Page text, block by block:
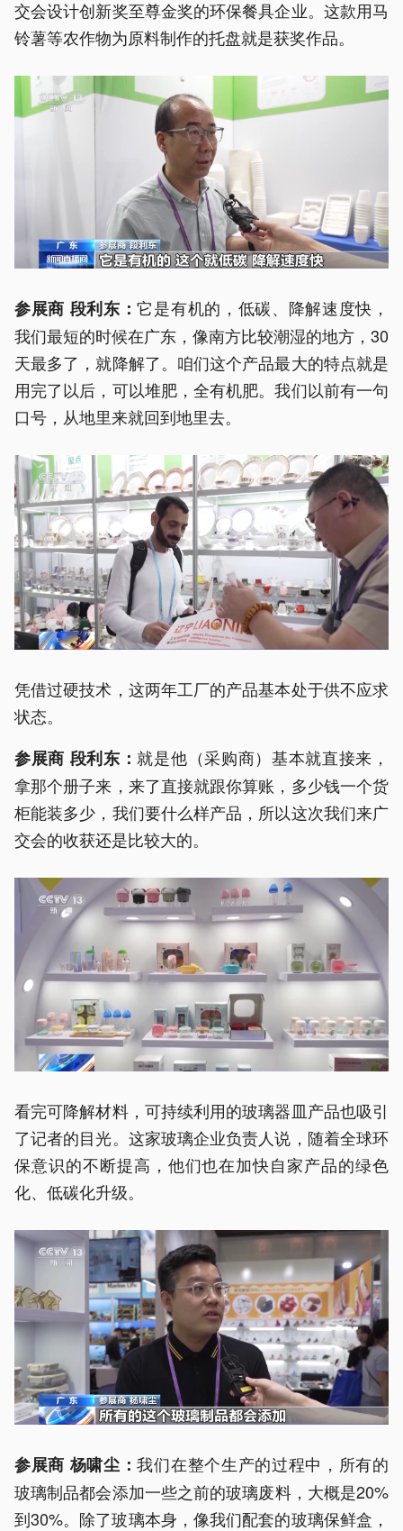
交会设计创新奖至尊金奖的环保餐具企业。这款用马
铃薯等农作物为原料制作的托盘就是获奖作品。
参展商 段利东：它是有机的，低碳、降解速度快，
我们最短的时候在广东，像南方比较潮湿的地方，30
天最多了，就降解了。咱们这个产品最大的特点就是
用完了以后，可以堆肥，全有机肥。我们以前有一句
口号，从地里来就回到地里去。
凭借过硬技术，这两年工厂的产品基本处于供不应求
状态。
参展商 段利东：就是他（采购商）基本就直接来，
拿那个册子来，来了直接就跟你算账，多少钱一个货
柜能装多少，我们要什么样产品，所以这次我们来广
交会的收获还是比较大的。
看完可降解材料，可持续利用的玻璃器皿产品也吸引
了记者的目光。这家玻璃企业负责人说，随着全球环
保意识的不断提高，他们也在加快自家产品的绿色
化、低碳化升级。
参展商 杨啸尘：我们在整个生产的过程中，所有的
玻璃制品都会添加一些之前的玻璃废料，大概是20%
到30%。除了玻璃本身，像我们配套的玻璃保鲜盒，